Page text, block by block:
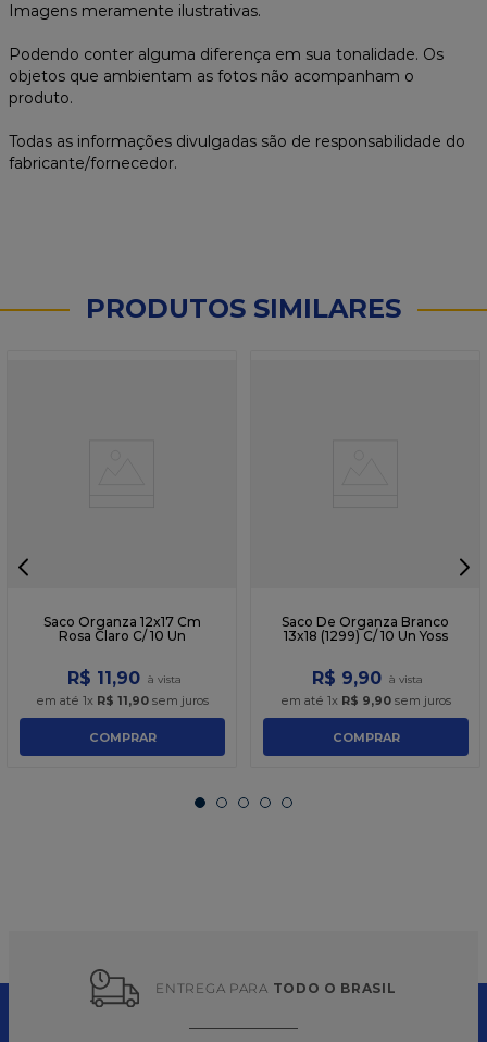
Imagens meramente ilustrativas.
Podendo conter alguma diferença em sua tonalidade. Os
objetos que ambientam as fotos não acompanham o
produto.
Todas as informações divulgadas são de responsabilidade do
fabricante/fornecedor.
PRODUTOS SIMILARES
Saco Organza 12x17 Cm
Rosa Claro C/ 10 Un
R$ 11 ,90
em até 1x R$ 11,90sem juros
COMPRAR
Saco De Organza Branco
13x18 (1299) C/ 10 Un Yoss
R$ 9,90
em até 1x R$ 9,90sem juros
COMPRAR
ENTREGA PARA TODO O BRASIL